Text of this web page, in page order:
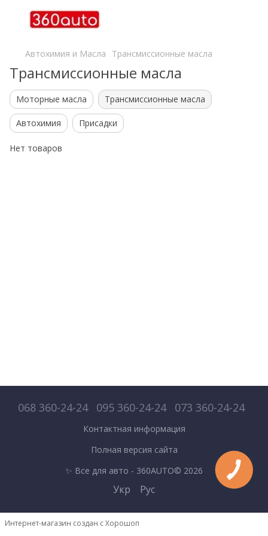
Автохимия и Масла Трансмиссионные масла
Трансмиссионные масла
Моторные масла Трансмиссионные масла
Автохимия Присадки
Нет товаров
068 360-24-24 095 360-24-24 073 360-24-24
Контактная информация
Полная версия сайта
✨ Все для авто - 360AUTO© 2026
Укр Рус
Интернет-магазин создан с Хорошоп